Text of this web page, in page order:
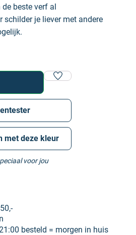
de beste verf al
schilder je liever met andere
met deze kleur
voor jou
besteld = morgen in huis